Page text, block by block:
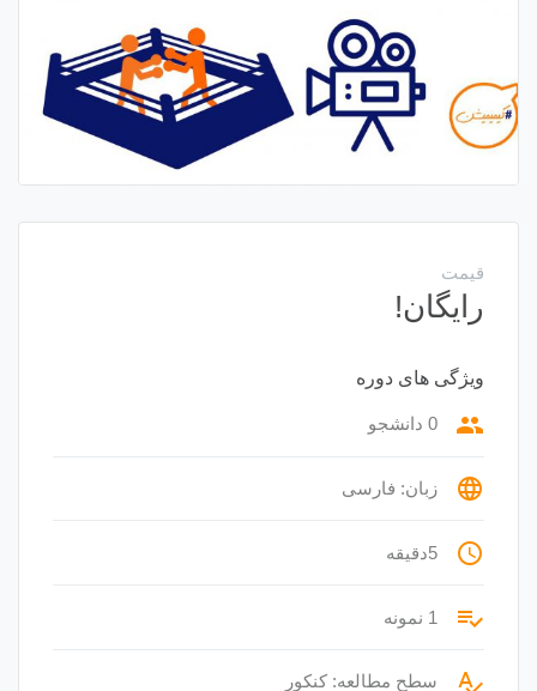
قیمت
رایگان!
ویژگی های دوره
group 0 دانشجو
language زبان: فارسی
access_time 5دقیقه
playlist_add_check 1 نمونه
spellcheck سطح مطالعه: کنکور